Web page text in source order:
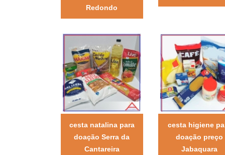
Redondo
cesta natalina para
doação Serra da
Cantareira
cesta higiene
doação preço
Jabaquara